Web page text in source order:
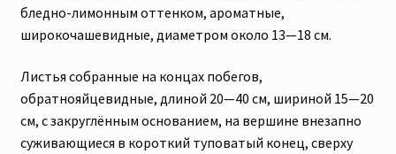
бледно-лимонным оттенком, ароматные,
широкочашевидные, диаметром около 13—18 см.
Листья собранные на концах побегов,
обратнояйцевидные, длиной 20—40 см, шириной 15—20
см, с закруглённым основанием, на вершине внезапно
суживающиеся в короткий туповатый конец, сверху